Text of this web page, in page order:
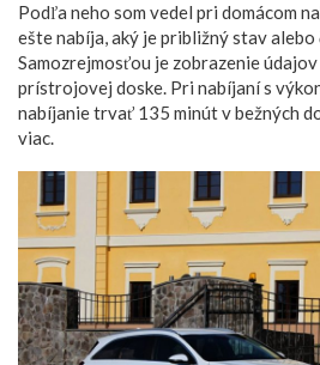
Podľa neho som vedel pri domácom
ešte nabíja, aký je približný stav alebo
Samozrejmosťou je zobrazenie
prístrojovej doske. Pri nabíjaní s
nabíjanie trvať 135 minút v bežných
viac.